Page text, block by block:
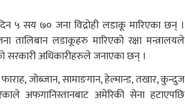
५ सय ७० जना विद्रोही लडाकू मारिएका छन् ।
लडाकूहरु मारिएको रक्षा मन्त्रालयले
सरकारी अधिकारीहरुले जनाएका छन् ।
फाराह, जोब्जान, सामाङगान, हेल्मान्ड, तखार, कुन्दुज
अफगानिस्तानबाट अमेरिकी सेना हटाएपछि